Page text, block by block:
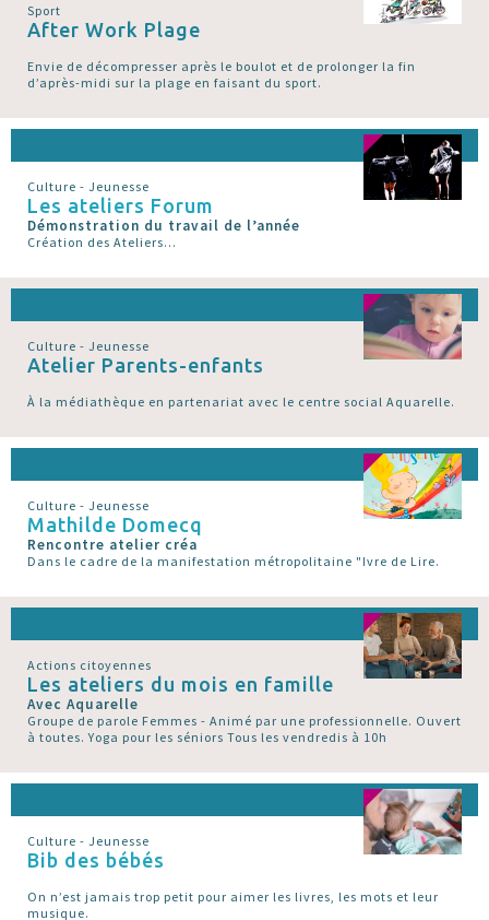
Sport
After Work Plage
Envie de décompresser après le boulot et de prolonger la fin
d’après-midi sur la plage en faisant du sport.
Culture - Jeunesse
Les ateliers Forum
Démonstration du travail de l’année
Création des Ateliers...
Culture - Jeunesse
Atelier Parents-enfants
À la médiathèque en partenariat avec le centre social Aquarelle.
Culture - Jeunesse
Mathilde Domecq
Rencontre atelier créa
Dans le cadre de la manifestation métropolitaine "Ivre de Lire.
Actions citoyennes
Les ateliers du mois en famille
Avec Aquarelle
Groupe de parole Femmes - Animé par une professionnelle. Ouvert
à toutes. Yoga pour les séniors Tous les vendredis à 10h
Culture - Jeunesse
Bib des bébés
On n’est jamais trop petit pour aimer les livres, les mots et leur
musique.